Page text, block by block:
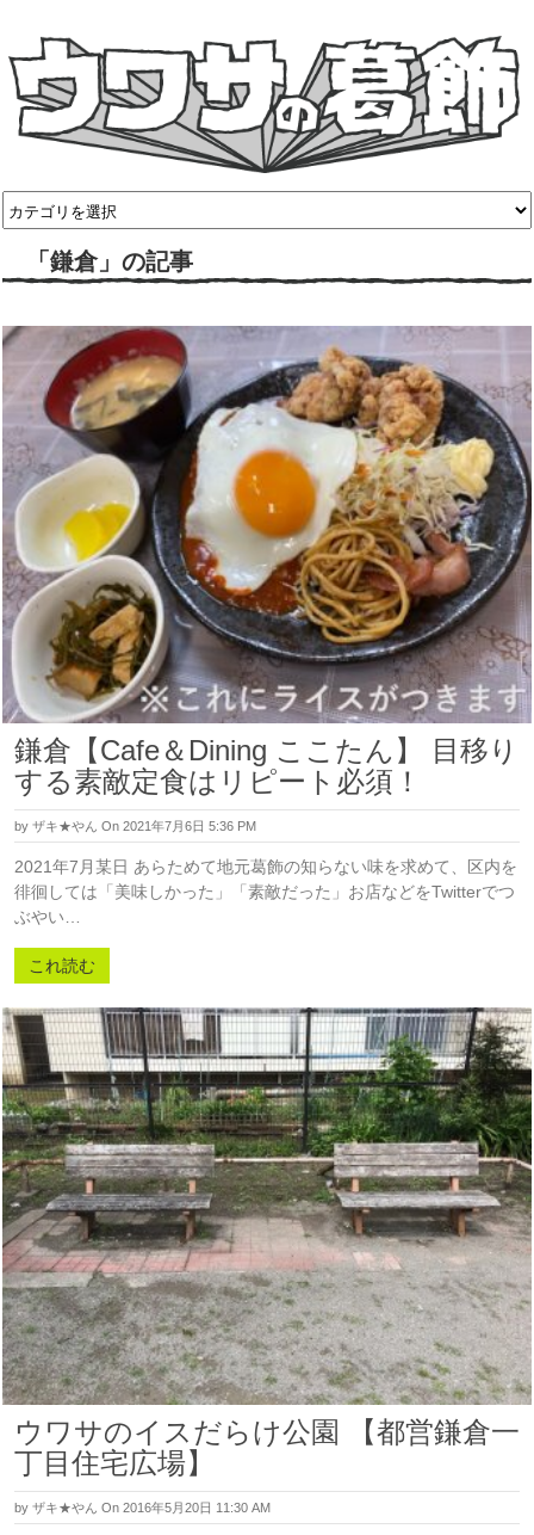
「鎌倉」の記事
鎌倉【Cafe＆Dining ここたん】 目移り
する素敵定食はリピート必須！
by ザキ★やん On 2021年7月6日 5:36 PM
2021年7月某日 あらためて地元葛飾の知らない味を求めて、区内を
徘徊しては「美味しかった」「素敵だった」お店などをTwitterでつ
ぶやい…
これ読む
ウワサのイスだらけ公園 【都営鎌倉一
丁目住宅広場】
by ザキ★やん On 2016年5月20日 11:30 AM